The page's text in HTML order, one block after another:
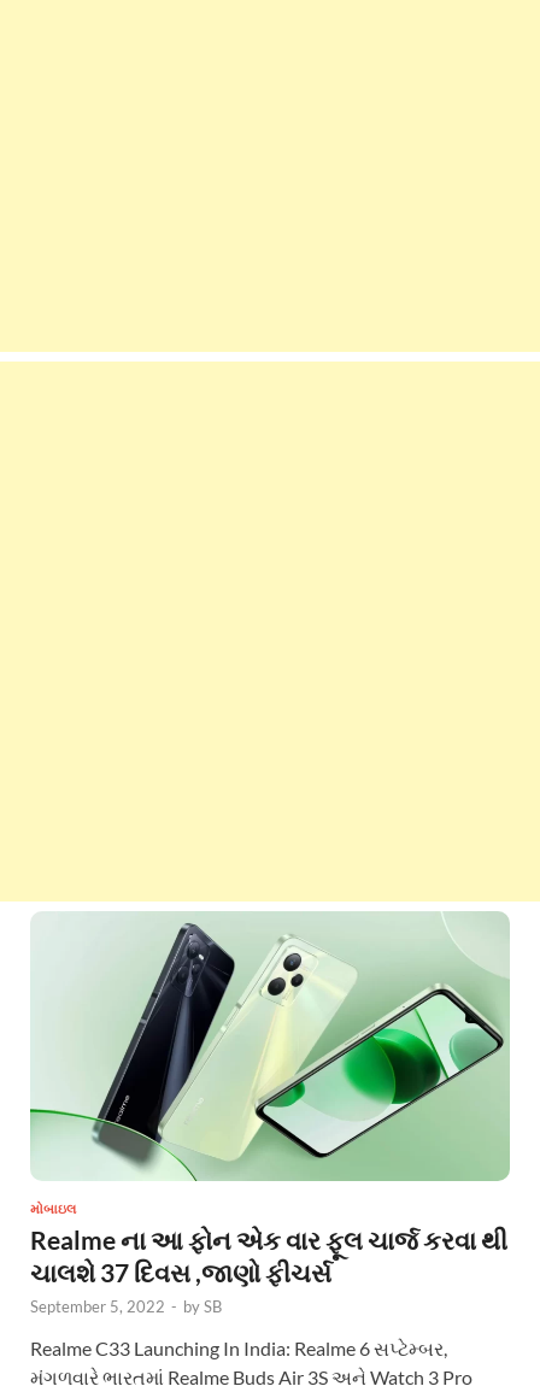
મોબાઇલ
Realme ના આ ફોન એક વાર ફૂલ ચાર્જ કરવા થી
ચાલશે 37 દિવસ ,જાણો ફીચર્સ
September 5, 2022 - bySB
Realme C33 Launching In India: Realme 6 સપ્ટેમ્બર,
મંગળવારે ભારતમાં Realme Buds Air 3S અને Watch 3 Pro